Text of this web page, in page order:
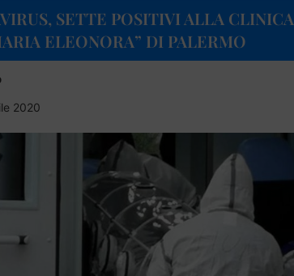
SETTE POSITIVI ALLA CLINICA
ELEONORA” DI PALERMO
2020